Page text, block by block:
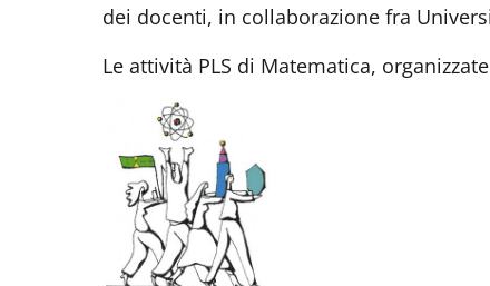
dei docenti, in collaborazione fra
Le attività PLS di Matematica,